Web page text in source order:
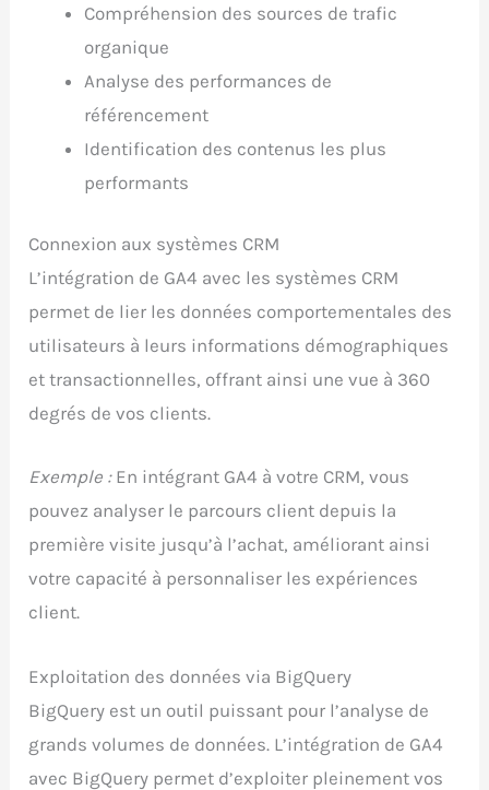
Compréhension des sources de trafic
organique
Analyse des performances de
référencement
Identification des contenus les plus
performants
Connexion aux systèmes CRM
L’intégration de GA4 avec les systèmes CRM
permet de lier les données comportementales des
utilisateurs à leurs informations démographiques
et transactionnelles, offrant ainsi une vue à 360
degrés de vos clients.
Exemple :En intégrant GA4 à votre CRM, vous
pouvez analyser le parcours client depuis la
première visite jusqu’à l’achat, améliorant ainsi
votre capacité à personnaliser les expériences
client.
Exploitation des données via BigQuery
BigQuery est un outil puissant pour l’analyse de
grands volumes de données. L’intégration de GA4
avec BigQuery permet d’exploiter pleinement vos